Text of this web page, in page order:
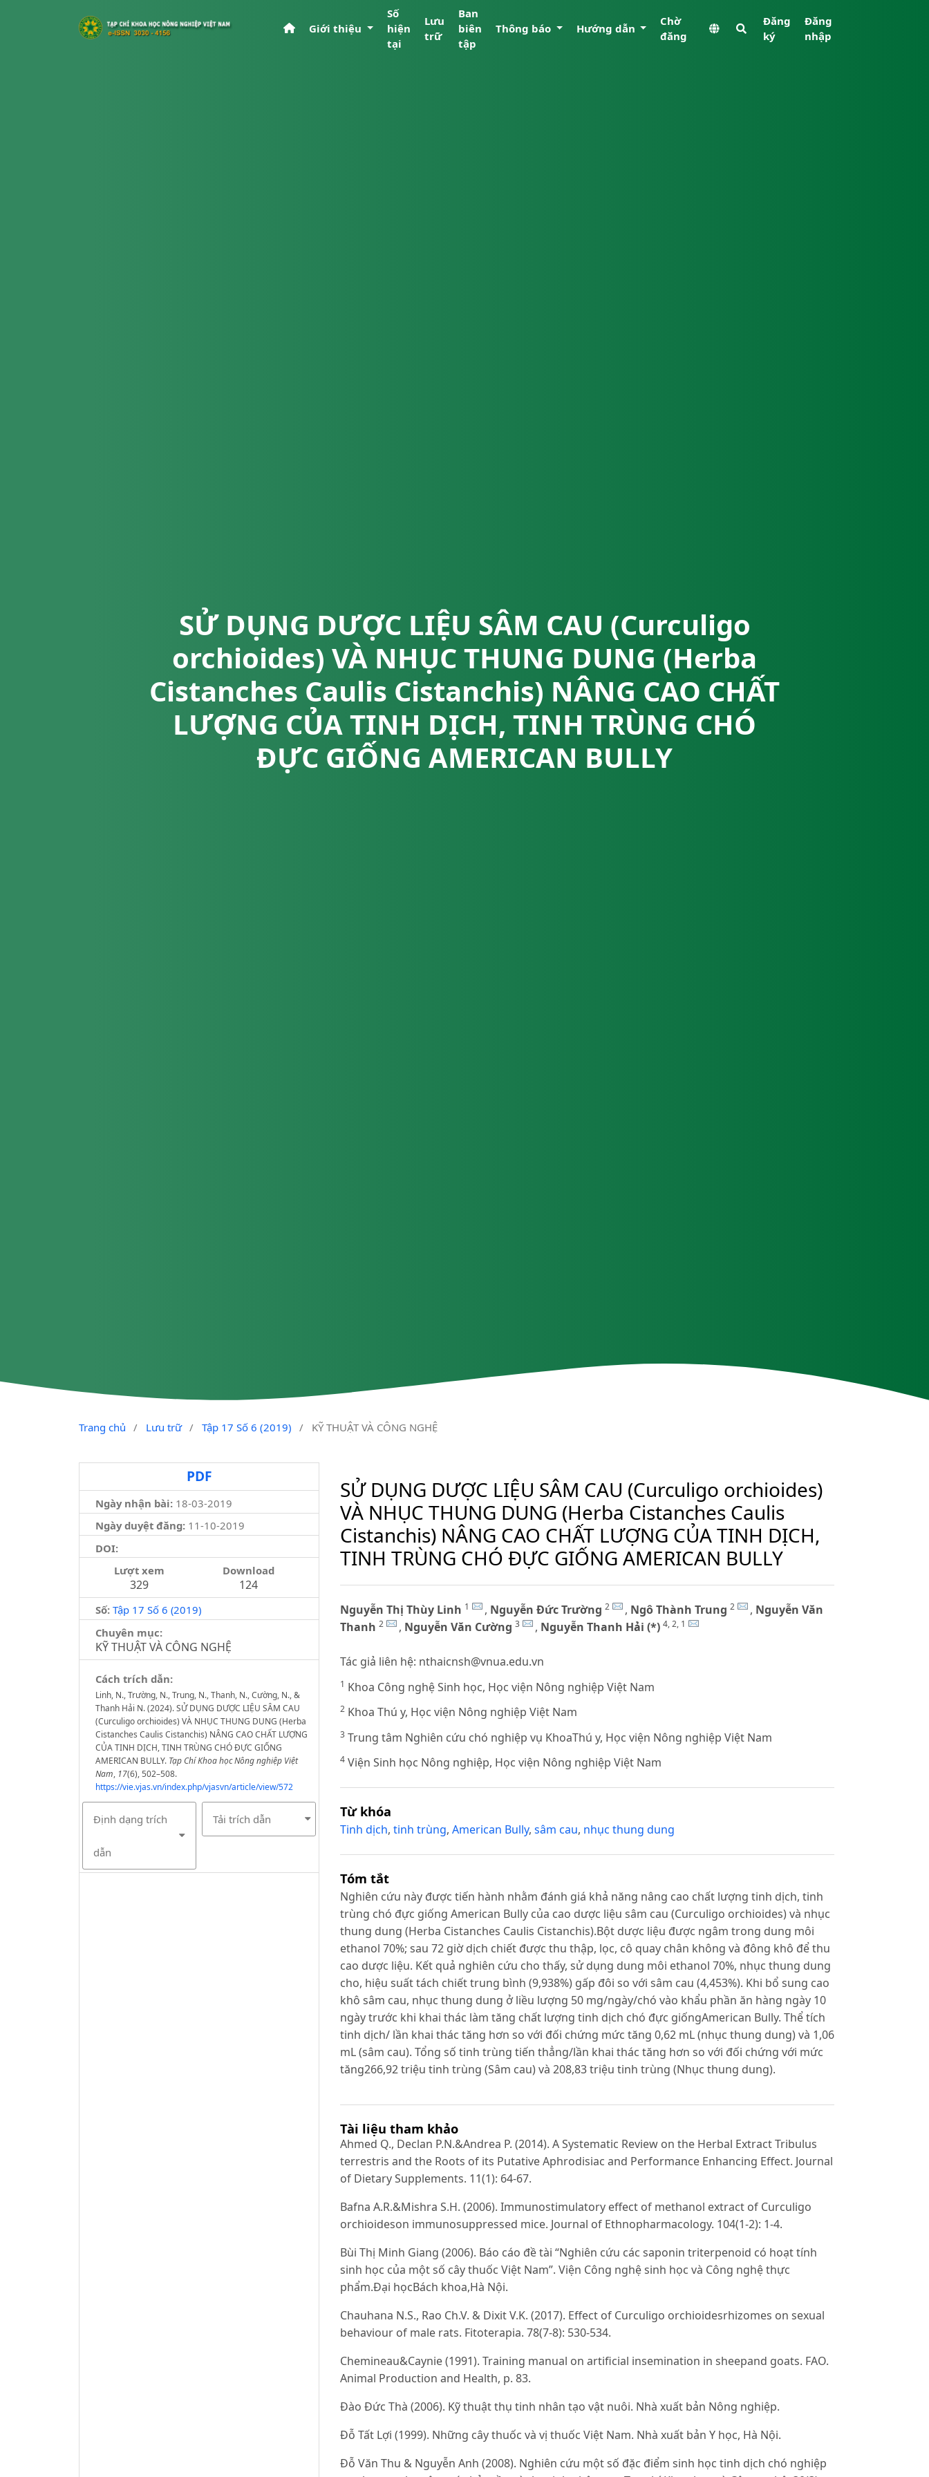
Giới thiệu
Số
hiện
tại
Lưu
trữ
Ban
biên
tập
Thông báo Hướng dẫn
Chờ
đăng
Đăng
ký
Đăng
nhập
SỬ DỤNG DƯỢC LIỆU SÂM CAU (Curculigo
orchioides) VÀ NHỤC THUNG DUNG (Herba
Cistanches Caulis Cistanchis) NÂNG CAO CHẤT
LƯỢNG CỦA TINH DỊCH, TINH TRÙNG CHÓ
ĐỰC GIỐNG AMERICAN BULLY
Trang chủ / Lưu trữ / Tập 17 Số 6 (2019) / KỸ THUẬT VÀ CÔNG NGHỆ
PDF
Ngày nhận bài: 18-03-2019
Ngày duyệt đăng:11-10-2019
DOI:
Lượt xem
329
Download
124
Số: Tập 17 Số 6 (2019)
Chuyên mục:
KỸ THUẬT VÀ CÔNG NGHỆ
Cách trích dẫn:
Linh, N., Trường, N., Trung, N., Thanh, N., Cường, N., &
Thanh Hải N. (2024). SỬ DỤNG DƯỢC LIỆU SÂM CAU
(Curculigo orchioides) VÀ NHỤC THUNG DUNG (Herba
Cistanches Caulis Cistanchis) NÂNG CAO CHẤT LƯỢNG
CỦA TINH DỊCH, TINH TRÙNG CHÓ ĐỰC GIỐNG
AMERICAN BULLY. Tạp Chí Khoa học Nông nghiệp Việt
Nam, 17(6), 502–508.
https://vie.vjas.vn/index.php/vjasvn/article/view/572
Định dạng trích
dẫn
Tải trích dẫn
SỬ DỤNG DƯỢC LIỆU SÂM CAU (Curculigo orchioides)
VÀ NHỤC THUNG DUNG (Herba Cistanches Caulis
Cistanchis) NÂNG CAO CHẤT LƯỢNG CỦA TINH DỊCH,
TINH TRÙNG CHÓ ĐỰC GIỐNG AMERICAN BULLY
Nguyễn Thị Thùy Linh 1 , Nguyễn Đức Trường 2 , Ngô Thành Trung 2 , Nguyễn Văn
Thanh 2 , Nguyễn Văn Cường 3 , Nguyễn Thanh Hải (*) 4, 2, 1
Tác giả liên hệ: nthaicnsh@vnua.edu.vn
1 Khoa Công nghệ Sinh học, Học viện Nông nghiệp Việt Nam
2Khoa Thú y, Học viện Nông nghiệp Việt Nam
3Trung tâm Nghiên cứu chó nghiệp vụ KhoaThú y, Học viện Nông nghiệp Việt Nam
4Viện Sinh học Nông nghiệp, Học viện Nông nghiệp Việt Nam
Từ khóa
Tinh dịch, tinh trùng, American Bully, sâm cau, nhục thung dung
Tóm tắt
Nghiên cứu này được tiến hành nhằm đánh giá khả năng nâng cao chất lượng tinh dịch, tinh
trùng chó đực giống American Bully của cao dược liệu sâm cau (Curculigo orchioides) và nhục
thung dung (Herba Cistanches Caulis Cistanchis).Bột dược liệu được ngâm trong dung môi
ethanol 70%; sau 72 giờ dịch chiết được thu thập, lọc, cô quay chân không và đông khô để thu
cao dược liệu. Kết quả nghiên cứu cho thấy, sử dụng dung môi ethanol 70%, nhục thung dung
cho, hiệu suất tách chiết trung bình (9,938%) gấp đôi so với sâm cau (4,453%). Khi bổ sung cao
khô sâm cau, nhục thung dung ở liều lượng 50 mg/ngày/chó vào khẩu phần ăn hàng ngày 10
ngày trước khi khai thác làm tăng chất lượng tinh dịch chó đực giốngAmerican Bully. Thể tích
tinh dịch/ lần khai thác tăng hơn so với đối chứng mức tăng 0,62 mL (nhục thung dung) và 1,06
mL (sâm cau). Tổng số tinh trùng tiến thẳng/lần khai thác tăng hơn so với đối chứng với mức
tăng266,92 triệu tinh trùng (Sâm cau) và 208,83 triệu tinh trùng (Nhục thung dung).
Tài liệu tham khảo
Ahmed Q., Declan P.N.&Andrea P. (2014). A Systematic Review on the Herbal Extract Tribulus
terrestris and the Roots of its Putative Aphrodisiac and Performance Enhancing Effect. Journal
of Dietary Supplements. 11(1): 64-67.
Bafna A.R.&Mishra S.H. (2006). Immunostimulatory effect of methanol extract of Curculigo
orchioideson immunosuppressed mice. Journal of Ethnopharmacology. 104(1-2): 1-4.
Bùi Thị Minh Giang (2006). Báo cáo đề tài “Nghiên cứu các saponin triterpenoid có hoạt tính
sinh học của một số cây thuốc Việt Nam”. Viện Công nghệ sinh học và Công nghệ thực
phẩm.Đại họcBách khoa,Hà Nội.
Chauhana N.S., Rao Ch.V. & Dixit V.K. (2017). Effect of Curculigo orchioidesrhizomes on sexual
behaviour of male rats. Fitoterapia. 78(7-8): 530-534.
Chemineau&Caynie (1991). Training manual on artificial insemination in sheepand goats. FAO.
Animal Production and Health, p. 83.
Đào Đức Thà (2006). Kỹ thuật thụ tinh nhân tạo vật nuôi. Nhà xuất bản Nông nghiệp.
Đỗ Tất Lợi (1999). Những cây thuốc và vị thuốc Việt Nam. Nhà xuất bản Y học, Hà Nội.
Đỗ Văn Thu & Nguyễn Anh (2008). Nghiên cứu một số đặc điểm sinh học tinh dịch chó nghiệp